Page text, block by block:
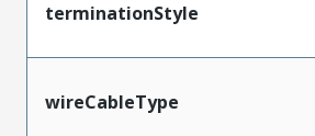
terminationStyle
wireCableType